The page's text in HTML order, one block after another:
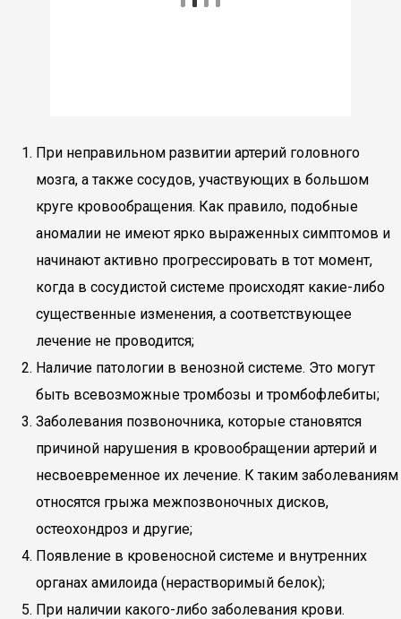
При неправильном развитии артерий головного
мозга, а также сосудов, участвующих в большом
круге кровообращения. Как правило, подобные
аномалии не имеют ярко выраженных симптомов и
начинают активно прогрессировать в тот момент,
когда в сосудистой системе происходят какие-либо
существенные изменения, а соответствующее
лечение не проводится;
Наличие патологии в венозной системе. Это могут
быть всевозможные тромбозы и тромбофлебиты;
Заболевания позвоночника, которые становятся
причиной нарушения в кровообращении артерий и
несвоевременное их лечение. К таким заболеваниям
относятся грыжа межпозвоночных дисков,
остеохондроз и другие;
Появление в кровеносной системе и внутренних
органах амилоида (нерастворимый белок);
При наличии какого-либо заболевания крови.